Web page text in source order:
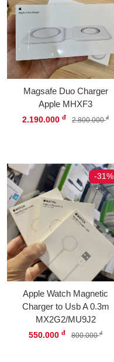
Magsafe Duo Charger
Apple MHXF3
2.190.000 đ 2.800.000đ
-31%
Apple Watch Magnetic
Charger to Usb A 0.3m
MX2G2/MU9J2
550.000 đ 800.000đ